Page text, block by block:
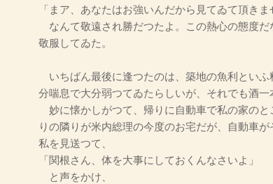
「まア、あなたはお強いんだから見てゐて頂きま
なんて敬遠され勝だつたよ。この熱心の態度だ
敬服してゐた。
いちばん最後に逢つたのは、築地の魚利とい
分喘息で大分弱つてゐたらしいが、それでも酒一
妙に懐かしがつて、帰りに自動車で私の家の
りの隣りが米内総理の今度のお宅だが、自動車
私を見送つて、
「関根さん、体を大事にしておくんなさいよ」
と声をかけ、